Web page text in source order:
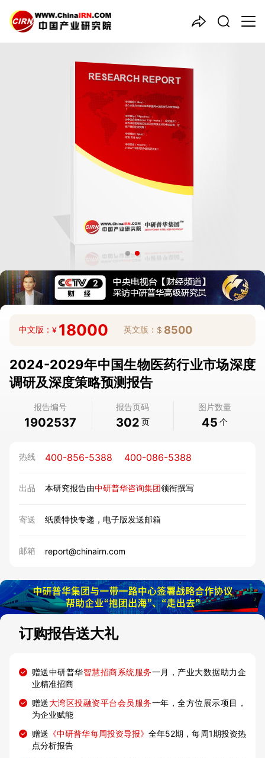
中文版： ¥ 18000 英文版： $ 8500
2024-2029年中国生物医药行业市场深度
调研及深度策略预测报告
报告编号
1902537
报告页码
302 页
图片数量
45 个
热线 400-856-5388 400-086-5388
出品 本研究报告由中研普华咨询集团领衔撰写
寄送 纸质特快专递，电子版发送邮箱
邮箱 report@chinairn.com
订购报告送大礼
赠送中研普华智慧招商系统服务一月，产业大数据助力企
业精准招商
赠送大湾区投融资平台会员服务一年，全方位展示项目，
为企业赋能
赠送 《中研普华每周投资导报》全年52期，每周1期投资热
点分析报告
中国产业咨询领导者
2024-2029年中国
行业市场深度调研及深度策略
预测报告
品质保障，一年免费更新维护
报告编号：1902537
出版日期：2024年2月
《2024-2029年中国生物医药行业市场深度调研及深度策略预测
报告》由中研普华生物医药行业分析专家领衔撰写，主要分析了生
物医药行业的市场规模、发展现状与投资前景，同时对生物医药行
业的未来发展做出科学的趋势预测和专业的生物医药行业数据分
多元化、高学历的实战型精英团队
微信扫一扫，立即订购报告